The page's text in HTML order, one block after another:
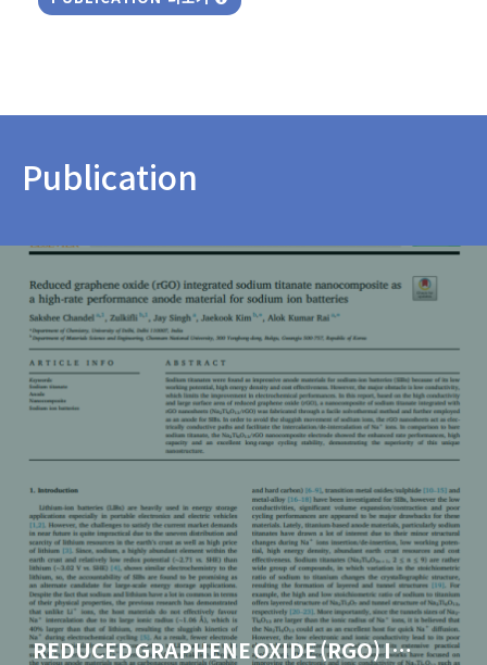
Publication
REDUCED GRAPHENE OXIDE (RGO) I…